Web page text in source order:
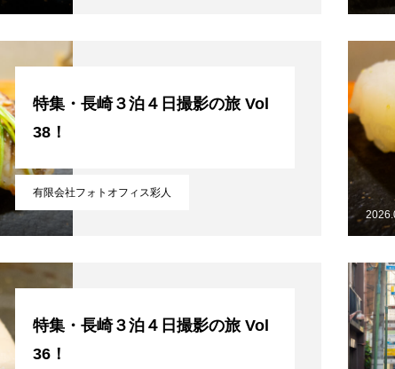
い企業様はこちら
有限会社フォトオフィス彩人
特集・長崎３泊４日撮影の旅 Vol
38！
特集・長崎３泊４日撮影の旅 Vol
36！